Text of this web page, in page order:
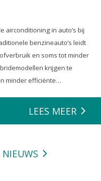
airconditioning in auto’s bij
benzineauto’s leidt
en soms tot minder
krijgen te
minder efficiënte
LEES MEER
NIEUWS